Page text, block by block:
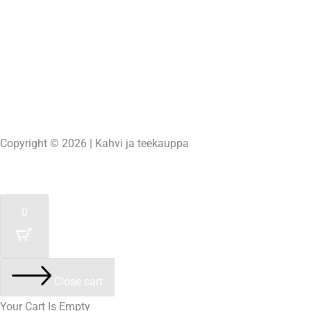
Copyright © 2026 | Kahvi ja teekauppa
0
Close cart
Your Cart Is Empty